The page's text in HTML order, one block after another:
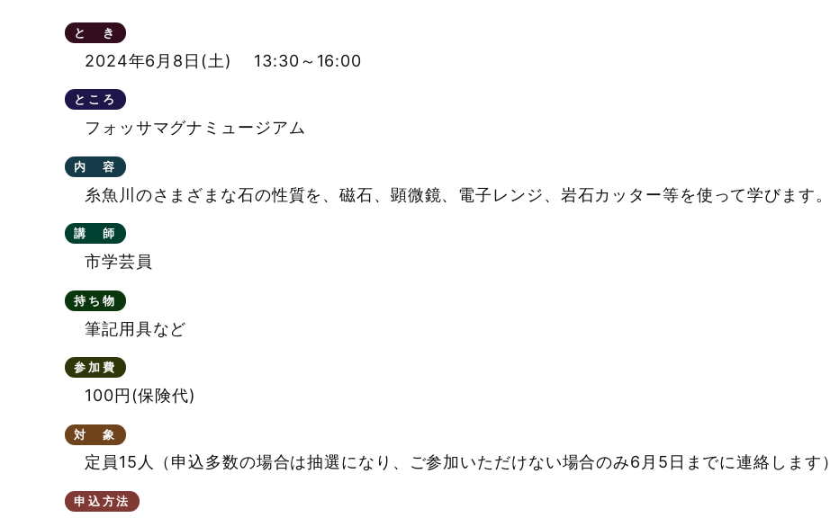
と き
2024年6月8日(土) 13:30～16:00
ところ
フォッサマグナミュージアム
内 容
糸魚川のさまざまな石の性質を、磁石、顕微鏡、電子レンジ、岩石カッター等を使って学びます。
講 師
市学芸員
持ち物
筆記用具など
参加費
100円(保険代)
対 象
定員15人（申込多数の場合は抽選になり、ご参加いただけない場合のみ6月5日までに連絡します）
申込方法